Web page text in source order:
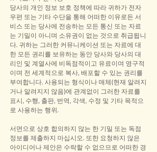
당사의 개인 정보 보호 정책에 따라 귀하가 전자
우편 또는 기타 수단을 통해 어떠한 이유로든 서
비스 또는 당사에 전송하는 모든 통신 또는 자료
는 기밀이 아니며 소유권이 없는 것으로 취급됩니
다. 귀하는 그러한 커뮤니케이션 또는 자료에 대
한 모든 권리를 보유하는 동안 당사와 당사의 대
리인 및 계열사에 비독점적이고 유료이며 영구적
이며 전 세계적으로 복사, 배포할 수 있는 권리를
부여합니다. 사용되는 형식이나 매체(현재 알려지
거나 알려지지 않음)에 관계없이 그러한 자료를
표시, 수행, 출판, 번역, 각색, 수정 및 기타 목적으
로 사용하는 행위.
서면으로 상호 합의하지 않는 한 기밀 또는 독점
정보를 제출하지 마십시오. 또한 요청하지 않은
아이디어나 제안은 수락할 수 없으므로 어떠한 경